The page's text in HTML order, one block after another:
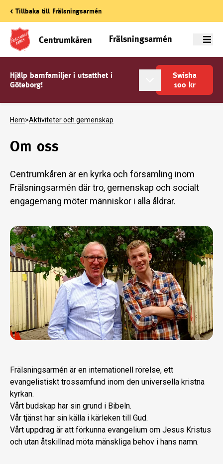
< Tillbaka till Frälsningsarmén
Centrumkåren Frälsningsarmén Meny
Hjälp barnfamiljer i utsatthet i
Göteborg!
Swisha
100 kr
Hem>Aktiviteter och gemenskap
Om oss
Centrumkåren är en kyrka och församling inom
Frälsningsarmén där tro, gemenskap och socialt
engagemang möter människor i alla åldrar.
Frälsningsarmén är en internationell rörelse, ett
evangelistiskt trossamfund inom den universella kristna
kyrkan.
Vårt budskap har sin grund i Bibeln.
Vår tjänst har sin källa i kärleken till Gud.
Vårt uppdrag är att förkunna evangelium om Jesus Kristus
och utan åtskillnad möta mänskliga behov i hans namn.